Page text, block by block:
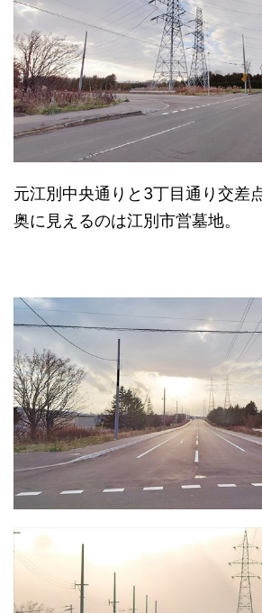
元江別中央通りと3丁目通り交差
奥に見えるのは江別市営墓地。